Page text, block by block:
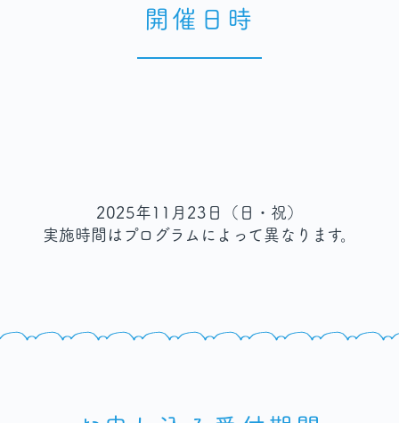
開催日時
2025年11月23日（日・祝）
実施時間はプログラムによって異なります。